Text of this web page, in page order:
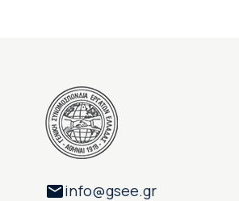
info@gsee.gr